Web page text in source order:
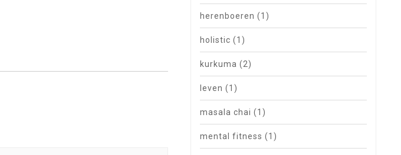
herenboeren (1)
holistic (1)
kurkuma (2)
leven (1)
masala chai (1)
mental fitness (1)